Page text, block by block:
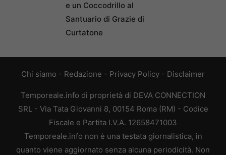
e un Coccodrillo al
Santuario di Grazie di
Curtatone
Chi siamo - Redazione - Privacy Policy - Disclaimer
Temporeale.info di proprietà di DEVA CONNECTION
SRL - Via Tata Giovanni 8, 00154 Roma (RM) - Codice
Fiscale e Partita I.V.A. 12658471003
Temporeale.info non è una testata giornalistica, in
quanto viene aggiornato senza alcuna periodicità. Non